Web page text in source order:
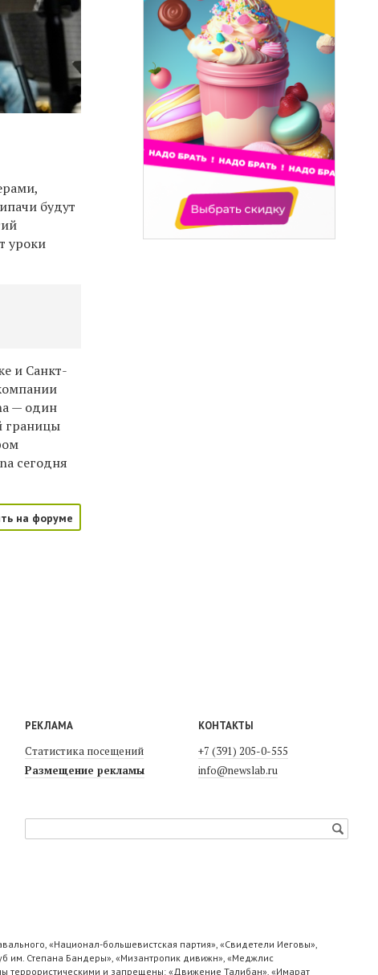
будут
уроки
и Санкт-
— один
границы
сегодня
на форуме
РЕКЛАМА
Статистика посещений
Размещение рекламы
КОНТАКТЫ
+7 (391) 205-0-555
info@newslab.ru
«Национал-большевистская партия», «Свидетели Иеговы»,
им. Степана Бандеры», «Мизантропик дивижн», «Меджлис
террористическими и запрещены: «Движение Талибан», «Имарат